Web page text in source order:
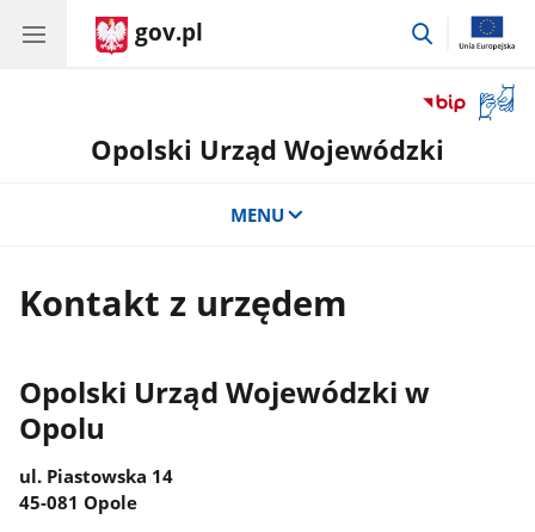
gov.pl
przejdź
okno
Opolski Urząd Wojewódzki
MENU
Kontakt z urzędem
Opolski Urząd Wojewódzki w
Opolu
ul. Piastowska 14
45-081 Opole